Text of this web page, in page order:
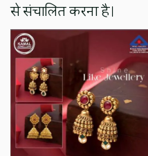
से संचालित करना है।